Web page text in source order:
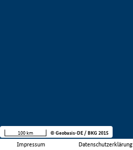
Impressum Datenschutzerklärung
100 km © Geobasis-DE / BKG 2015